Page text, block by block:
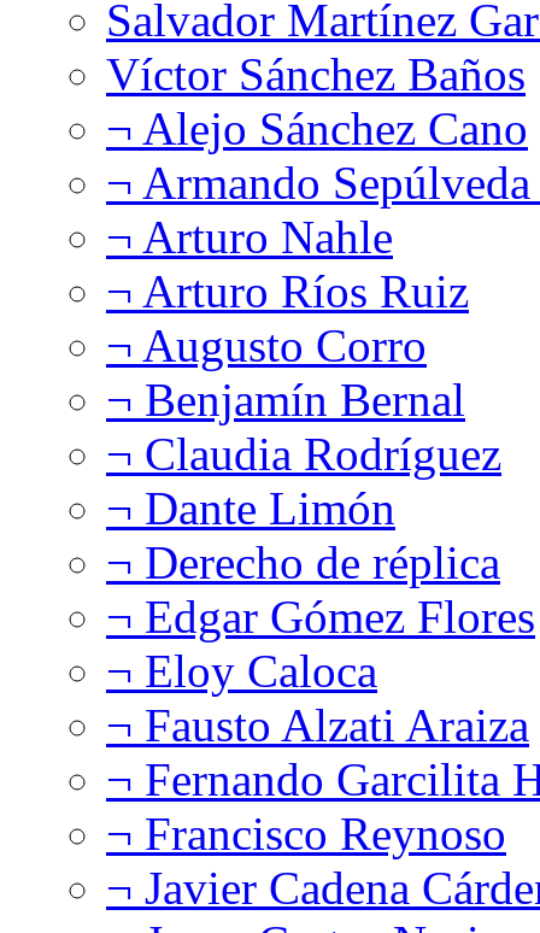
Salvador Martínez
Víctor Sánchez Baños
¬ Alejo Sánchez Cano
¬ Armando
¬ Arturo Nahle
¬ Arturo Ríos Ruiz
¬ Augusto Corro
¬ Benjamín Bernal
¬ Claudia Rodríguez
¬ Dante Limón
¬ Derecho de réplica
¬ Edgar Gómez Flores
¬ Eloy Caloca
¬ Fausto Alzati Araiza
¬ Fernando Garcilita
¬ Francisco Reynoso
¬ Javier Cadena